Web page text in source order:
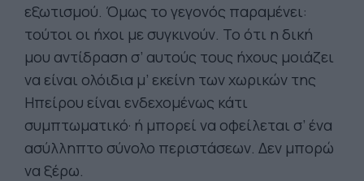
εξωτισμού. Όμως το γεγονός παραμένει:
τούτοι οι ήχοι με συγκινούν. Το ότι η δική
μου αντίδραση σ’ αυτούς τους ήχους μοιάζει
να είναι ολόιδια μ’ εκείνη των χωρικών της
Ηπείρου είναι ενδεχομένως κάτι
συμπτωματικό· ή μπορεί να οφείλεται σ’ ένα
ασύλληπτο σύνολο περιστάσεων. Δεν μπορώ
να ξέρω.